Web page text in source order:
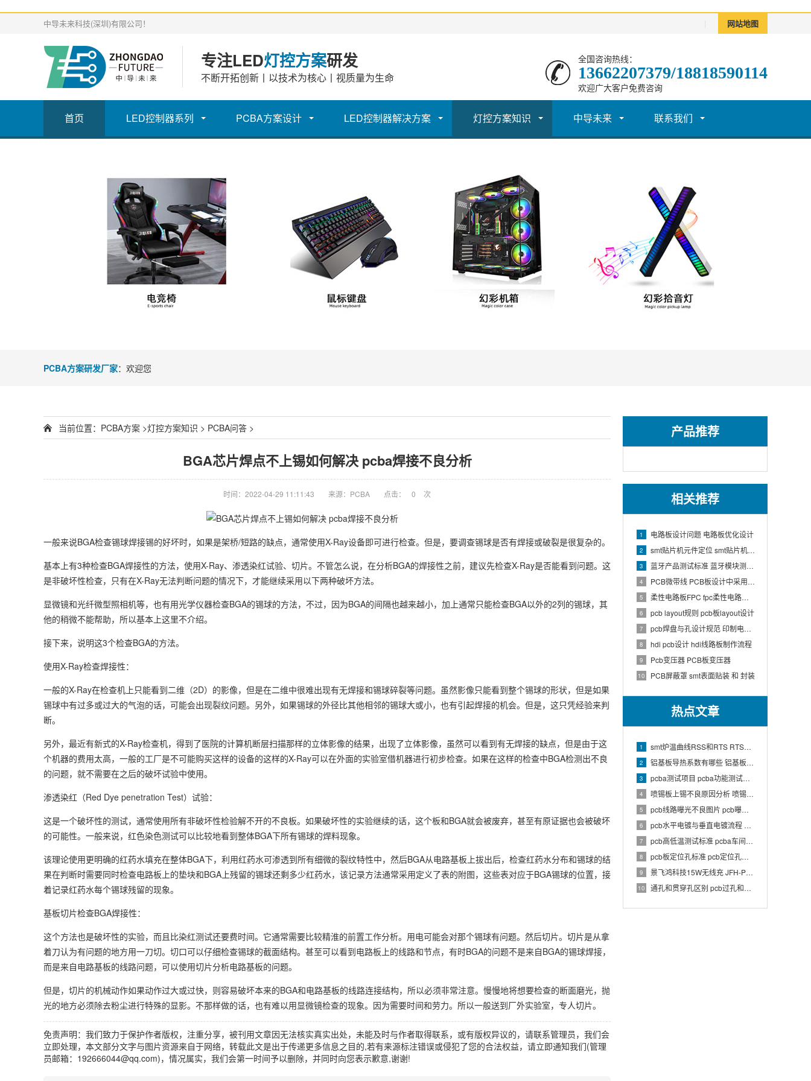
网站地图
中导未来科技(深圳)有限公司！
专注LED灯控方案研发
不断开拓创新丨以技术为核心丨视质量为生命
全国咨询热线：
13662207379/18818590114
欢迎广大客户免费咨询
首页 LED控制器系列 PCBA方案设计 LED控制器解决方案 灯控方案知识 中导未来 联系我们
PCBA方案研发厂家：欢迎您
产品推荐
相关推荐
1 电路板设计问题 电路板优化设计
2 smt贴片机元件定位 smt贴片机结构
3 蓝牙产品测试标准 蓝牙模块测试方法
4 PCB微带线 PCB板设计中采用微带线和带状线,应用到什么原理
5 柔性电路板FPC fpc柔性电路板生产流程介绍
6 pcb layout规则 pcb板layout设计
7 pcb焊盘与孔设计规范 印制电路板上焊盘的大小及引线的孔径如何确定
8 hdi pcb设计 hdi线路板制作流程
9 Pcb变压器 PCB板变压器
10 PCB屏蔽罩 smt表面贴装 和 封装
热点文章
1 smt炉温曲线RSS和RTS RTS炉温曲线
2 铝基板导热系数有哪些 铝基板的导热系数和热阻
3 pcba测试项目 pcba功能测试有哪些项
4 喷锡板上锡不良原因分析 喷锡板不上锡处理
5 pcb线路曝光不良图片 pcb曝光工艺原理
6 pcb水平电镀与垂直电镀流程 pcb电镀工艺介绍
7 pcb高低温测试标准 pcba车间温湿度要求
8 pcb板定位孔标准 pcb定位孔和定位柱要求
9 景飞鸿科技15W无线充 JFH-PWC-TX033 1.0 PCBA 规格书
10 通孔和贯穿孔区别 pcb过孔和通孔区别
当前位置： PCBA方案 >灯控方案知识 > PCBA问答 >
BGA芯片焊点不上锡如何解决 pcba焊接不良分析
时间：2022-04-29 11:11:43 来源：PCBA 点击： 0 次
一般来说BGA检查锡球焊接锡的好坏时，如果是架桥/短路的缺点，通常使用X-Ray设备即可进行检查。但是，要调查锡球是否有焊接或破裂是很复杂的。
基本上有3种检查BGA焊接性的方法，使用X-Ray、渗透染红试验、切片。不管怎么说，在分析BGA的焊接性之前，建议先检查X-Ray是否能看到问题。这
是非破坏性检查，只有在X-Ray无法判断问题的情况下，才能继续采用以下两种破坏方法。
显微镜和光纤微型照相机等，也有用光学仪器检查BGA的锡球的方法，不过，因为BGA的间隔也越来越小，加上通常只能检查BGA以外的2列的锡球，其
他的稍微不能帮助，所以基本上这里不介绍。
接下来，说明这3个检查BGA的方法。
使用X-Ray检查焊接性：
一般的X-Ray在检查机上只能看到二维（2D）的影像，但是在二维中很难出现有无焊接和锡球碎裂等问题。虽然影像只能看到整个锡球的形状，但是如果
锡球中有过多或过大的气泡的话，可能会出现裂纹问题。另外，如果锡球的外径比其他相邻的锡球大或小，也有引起焊接的机会。但是，这只凭经验来判
断。
另外，最近有新式的X-Ray检查机，得到了医院的计算机断层扫描那样的立体影像的结果，出现了立体影像，虽然可以看到有无焊接的缺点，但是由于这
个机器的费用太高，一般的工厂是不可能购买这样的设备的这样的X-Ray可以在外面的实验室借机器进行初步检查。如果在这样的检查中BGA检测出不良
的问题，就不需要在之后的破坏试验中使用。
渗透染红（Red Dye penetration Test）试验：
这是一个破坏性的测试，通常使用所有非破坏性检验解不开的不良板。如果破坏性的实验继续的话，这个板和BGA就会被废弃，甚至有原证据也会被破坏
的可能性。一般来说，红色染色测试可以比较地看到整体BGA下所有锡球的焊料现象。
该理论使用更明确的红药水填充在整体BGA下，利用红药水可渗透到所有细微的裂纹特性中，然后BGA从电路基板上拔出后，检查红药水分布和锡球的结
果在判断时需要同时检查电路板上的垫块和BGA上残留的锡球还剩多少红药水，该记录方法通常采用定义了表的附图，这些表对应于BGA锡球的位置，接
着记录红药水每个锡球残留的现象。
基板切片检查BGA焊接性：
这个方法也是破坏性的实验，而且比染红测试还要费时间。它通常需要比较精淮的前置工作分析。用电可能会对那个锡球有问题。然后切片。切片是从拿
着刀认为有问题的地方用一刀切。切口可以仔细检查锡球的截面结构。甚至可以看到电路板上的线路和节点，有时BGA的问题不是来自BGA的锡球焊接，
而是来自电路基板的线路问题，可以使用切片分析电路基板的问题。
但是，切片的机械动作如果动作过大或过快，则容易破坏本来的BGA和电路基板的线路连接结构，所以必须非常注意。慢慢地将想要检查的断面磨光，抛
光的地方必须除去粉尘进行特殊的显影。不那样做的话，也有难以用显微镜检查的现象。因为需要时间和劳力。所以一般送到厂外实验室，专人切片。
免责声明：我们致力于保护作者版权，注重分享，被刊用文章因无法核实真实出处，未能及时与作者取得联系，或有版权异议的，请联系管理员，我们会
立即处理，本文部分文字与图片资源来自于网络，转载此文是出于传递更多信息之目的,若有来源标注错误或侵犯了您的合法权益，请立即通知我们(管理
员邮箱：192666044@qq.com)，情况属实，我们会第一时间予以删除，并同时向您表示歉意,谢谢!